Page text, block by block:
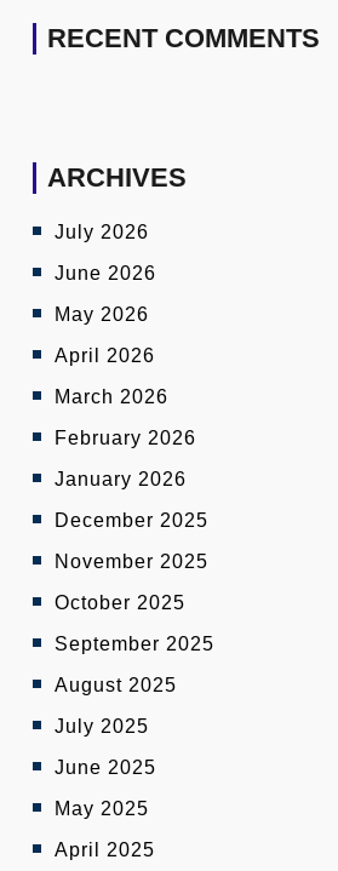
RECENT COMMENTS
ARCHIVES
July 2026
June 2026
May 2026
April 2026
March 2026
February 2026
January 2026
December 2025
November 2025
October 2025
September 2025
August 2025
July 2025
June 2025
May 2025
April 2025